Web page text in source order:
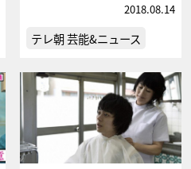
2018.08.14
テレ朝 芸能&ニュース